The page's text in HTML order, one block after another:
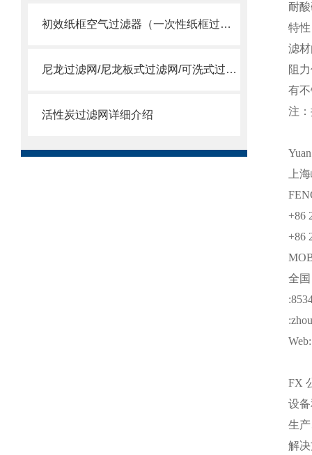
初效纸框空气过滤器（一次性纸框过滤网）
尼龙过滤网/尼龙板式过滤网/可洗式过滤网
活性炭过滤网详细介绍
耐
特
滤
阻
有
注
上
+86
+86
全
FX
设
生
解